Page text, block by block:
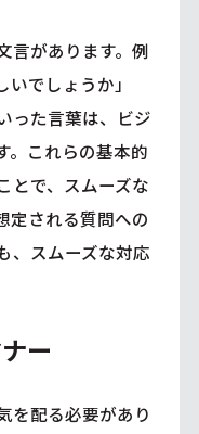
言があります。例
でしょうか」
った言葉は、ビジ
。これらの基本的
とで、スムーズな
定される質問への
、スムーズな対応
ー
を配る必要があり